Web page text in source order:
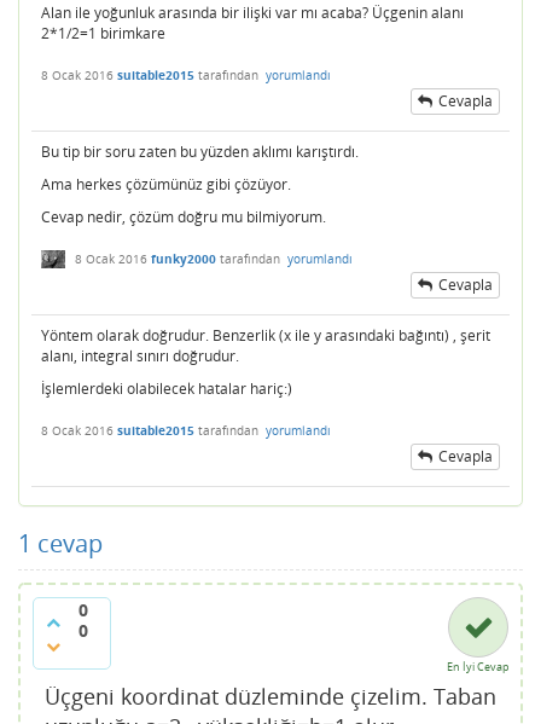
Alan ile yoğunluk arasında bir ilişki var mı acaba? Üçgenin alanı
2*1/2=1 birimkare
8 Ocak 2016 suitable2015 tarafından yorumlandı
Cevapla
Bu tip bir soru zaten bu yüzden aklımı karıştırdı.
Ama herkes çözümünüz gibi çözüyor.
Cevap nedir, çözüm doğru mu bilmiyorum.
8 Ocak 2016 funky2000 tarafından yorumlandı
Cevapla
Yöntem olarak doğrudur. Benzerlik (x ile y arasındaki bağıntı) , şerit
alanı, integral sınırı doğrudur.
İşlemlerdeki olabilecek hatalar hariç:)
8 Ocak 2016 suitable2015 tarafından yorumlandı
Cevapla
1 cevap
0
0
En İyi Cevap
Üçgeni koordinat düzleminde çizelim. Taban